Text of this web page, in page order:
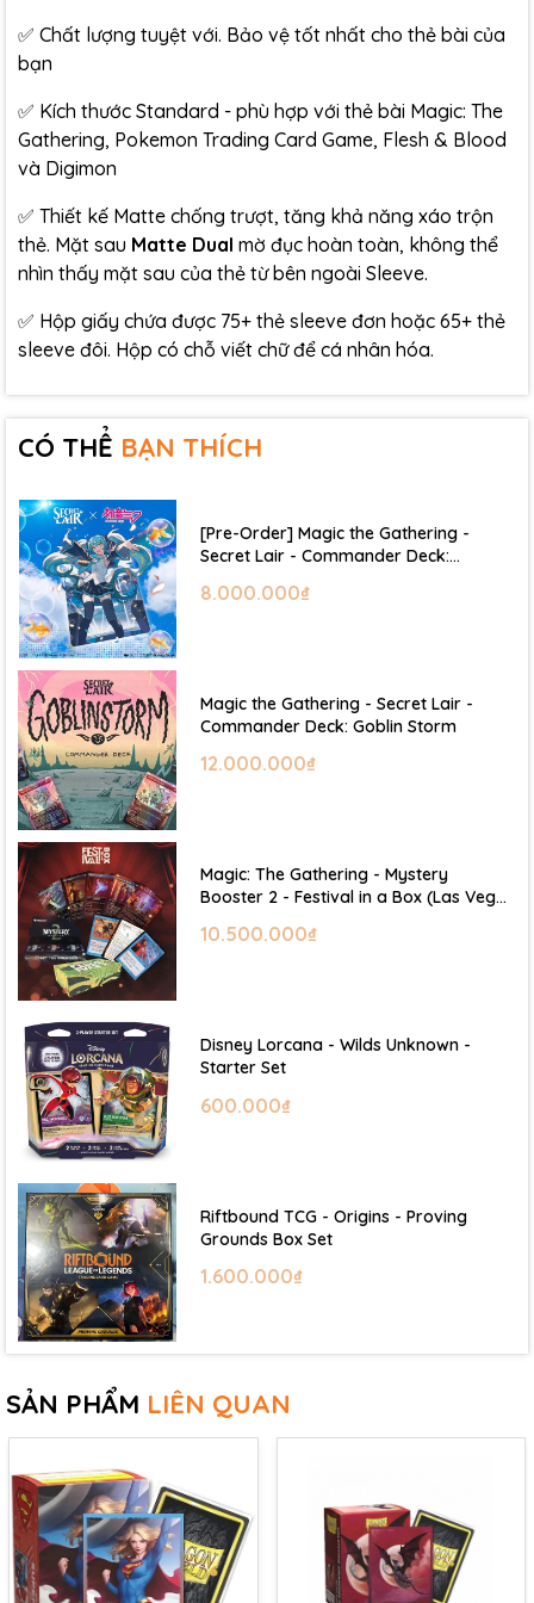
✅ Chất lượng tuyệt với. Bảo vệ tốt nhất cho thẻ bài của
bạn
✅ Kích thước Standard - phù hợp với thẻ bài Magic: The
Gathering, Pokemon Trading Card Game, Flesh & Blood
và Digimon
✅ Thiết kế Matte chống trượt, tăng khả năng xáo trộn
thẻ. Mặt sau Matte Dual mờ đục hoàn toàn, không thể
nhìn thấy mặt sau của thẻ từ bên ngoài Sleeve.
✅ Hộp giấy chứa được 75+ thẻ sleeve đơn hoặc 65+ thẻ
sleeve đôi. Hộp có chỗ viết chữ để cá nhân hóa.
CÓ THỂ BẠN THÍCH
[Pre-Order] Magic the Gathering -
Secret Lair - Commander Deck:
8.000.000₫
Magic the Gathering - Secret Lair -
Commander Deck: Goblin Storm
12.000.000₫
Magic: The Gathering - Mystery
Booster 2 - Festival in a Box (Las Vegas
10.500.000₫
Disney Lorcana - Wilds Unknown -
Starter Set
600.000₫
Riftbound TCG - Origins - Proving
Grounds Box Set
1.600.000₫
SẢN PHẨM LIÊN QUAN